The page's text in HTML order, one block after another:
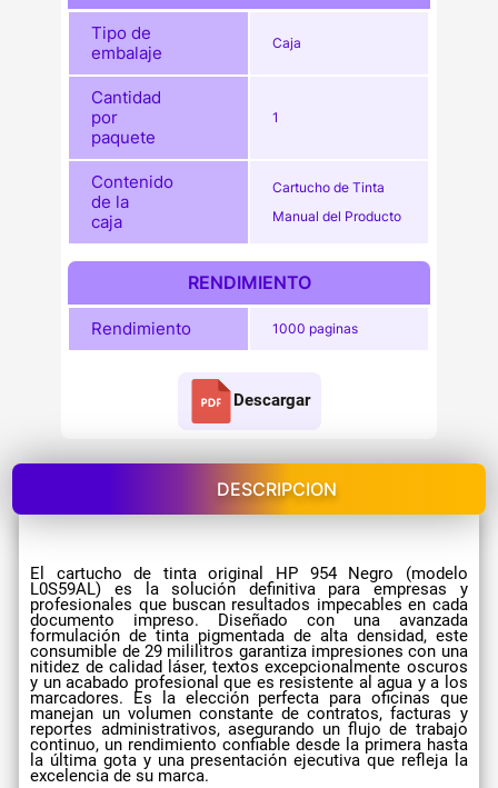
Tipo de
embalaje
Caja
Cantidad
por
paquete
1
Contenido
de la
caja
Cartucho de Tinta
Manual del Producto
RENDIMIENTO
Rendimiento 1000 paginas
Descargar
DESCRIPCION
El cartucho de tinta original HP 954 Negro (modelo
L0S59AL) es la solución definitiva para empresas y
profesionales que buscan resultados impecables en cada
documento impreso. Diseñado con una avanzada
formulación de tinta pigmentada de alta densidad, este
consumible de 29 mililitros garantiza impresiones con una
nitidez de calidad láser, textos excepcionalmente oscuros
y un acabado profesional que es resistente al agua y a los
marcadores. Es la elección perfecta para oficinas que
manejan un volumen constante de contratos, facturas y
reportes administrativos, asegurando un flujo de trabajo
continuo, un rendimiento confiable desde la primera hasta
la última gota y una presentación ejecutiva que refleja la
excelencia de su marca.